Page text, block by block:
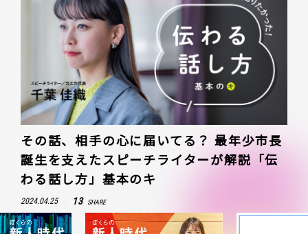
その話、相手の心に届いてる？ 最年少市長
誕生を支えたスピーチライターが解説「伝
わる話し方」基本のキ
2024.04.25 13 SHARE